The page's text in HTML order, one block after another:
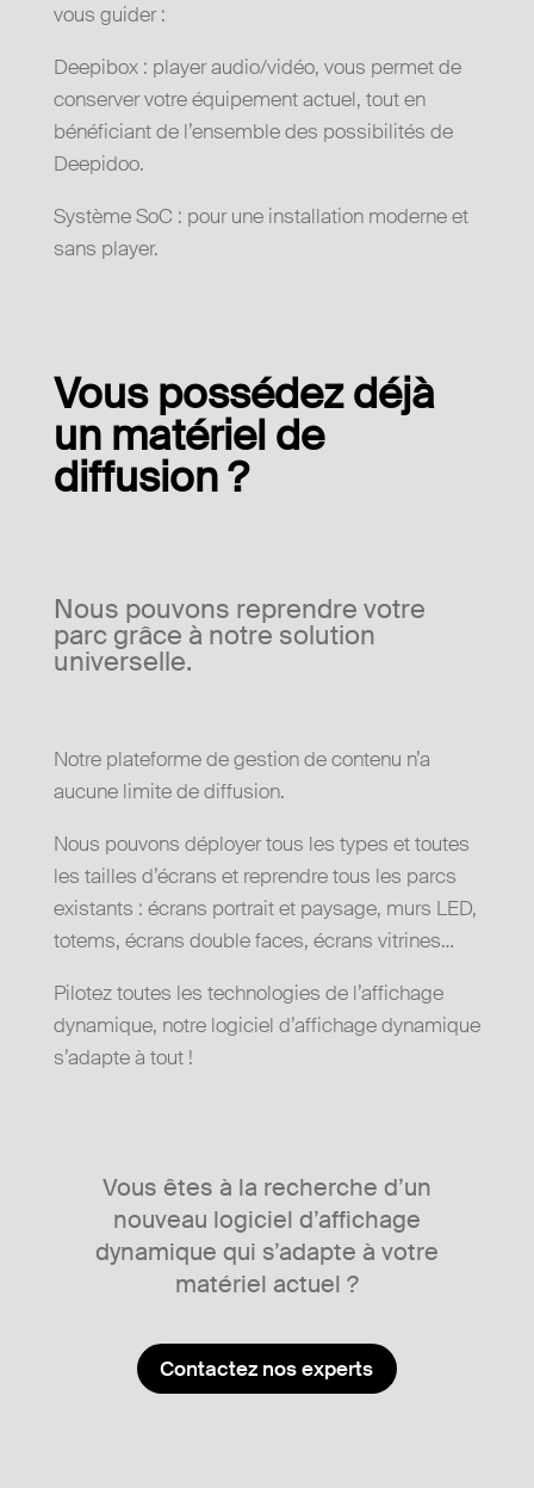
vous guider :
Deepibox : player audio/vidéo, vous permet de
conserver votre équipement actuel, tout en
bénéficiant de l’ensemble des possibilités de
Deepidoo.
Système SoC : pour une installation moderne et
sans player.
Vous possédez déjà
un matériel de
diffusion ?
Nous pouvons reprendre votre
parc grâce à notre solution
universelle.
Notre plateforme de gestion de contenu n’a
aucune limite de diffusion.
Nous pouvons déployer tous les types et toutes
les tailles d’écrans et reprendre tous les parcs
existants : écrans portrait et paysage, murs LED,
totems, écrans double faces, écrans vitrines…
Pilotez toutes les technologies de l’affichage
dynamique, notre logiciel d’affichage dynamique
s’adapte à tout !
Vous êtes à la recherche d’un
nouveau logiciel d’affichage
dynamique qui s’adapte à votre
matériel actuel ?
Contactez nos experts